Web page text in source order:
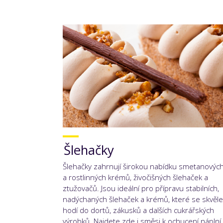
Šlehačky
Šlehačky zahrnují širokou nabídku
a rostlinných krémů, živočišných šlehaček a
ztužovačů. Jsou ideální pro přípravu stabilních,
nadýchaných šlehaček a krémů, které se skvěle
hodí do dortů, zákusků a dalších cukrářských
výrobků. Najdete zde i směsi k ochucení náplní.